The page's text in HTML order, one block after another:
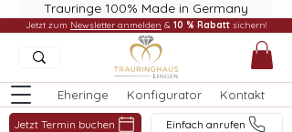
Trauringe 100% Made in Germany
Eheringe Konfigurator Kontakt
Jetzt Termin buchen Einfach anrufen
Jetzt zum Newsletter anmelden & 10 % Rabatt sichern!